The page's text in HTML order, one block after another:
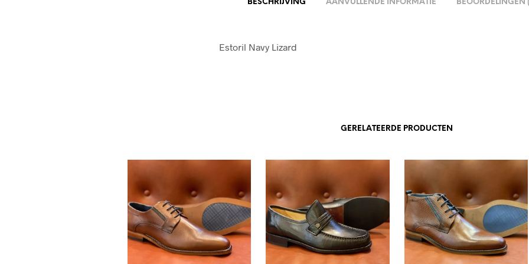
BESCHRIJVING AANVULLENDE INFORMATIE BEOORDELINGEN
Estoril Navy Lizard
GERELATEERDE PRODUCTEN